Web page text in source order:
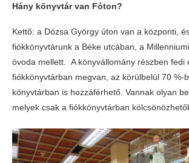
Hány könyvtár van Fóton?
Kettő: a Dózsa György úton van a központi,
fiókkönyvtárunk a Béke utcában, a
óvoda mellett. A könyvállomány részben fedi
fiókkönyvtárban megvan, az körülbelül 70 %-
könyvtárban is hozzáférhető. Vannak olyan
melyek csak a fiókkönyvtárban